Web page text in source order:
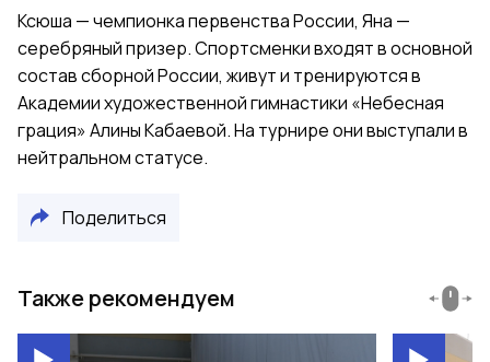
Ксюша — чемпионка первенства России, Яна —
серебряный призер. Спортсменки входят в основной
состав сборной России, живут и тренируются в
Академии художественной гимнастики «Небесная
грация» Алины Кабаевой. На турнире они выступали в
нейтральном статусе.
Поделиться
Также рекомендуем